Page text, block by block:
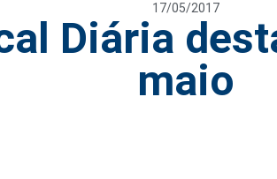
17/05/2017
Diária
maio